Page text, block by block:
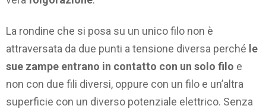
La rondine che si posa su un unico filo non è
attraversata da due punti a tensione diversa perché le
sue zampe entrano in contatto con un solo filo e
non con due fili diversi, oppure con un filo e un’altra
superficie con un diverso potenziale elettrico. Senza